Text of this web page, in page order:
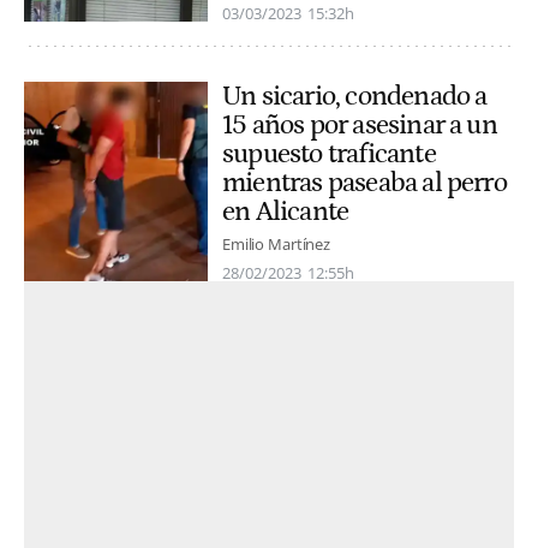
03/03/2023 15:32h
Un sicario, condenado a
15 años por asesinar a un
supuesto traficante
mientras paseaba al perro
en Alicante
Emilio Martínez
28/02/2023 12:55h